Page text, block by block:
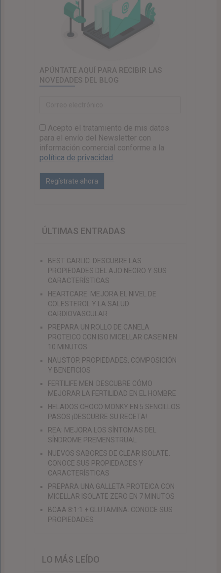
APÚNTATE AQUÍ PARA RECIBIR LAS
NOVEDADES DEL BLOG
Acepto el tratamiento de mis datos
para el envío del Newsletter con
información comercial conforme a la
política de privacidad.
ÚLTIMAS ENTRADAS
BEST GARLIC. DESCUBRE LAS
PROPIEDADES DEL AJO NEGRO Y SUS
CARACTERÍSTICAS
HEARTCARE. MEJORA EL NIVEL DE
COLESTEROL Y LA SALUD
CARDIOVASCULAR
PREPARA UN ROLLO DE CANELA
PROTEICO CON ISO MICELLAR CASEIN EN
10 MINUTOS
NAUSTOP. PROPIEDADES, COMPOSICIÓN
Y BENEFICIOS
FERTILIFE MEN. DESCUBRE CÓMO
MEJORAR LA FERTILIDAD EN EL HOMBRE
HELADOS CHOCO MONKY EN 5 SENCILLOS
PASOS ¡DESCUBRE SU RECETA!
REA: MEJORA LOS SÍNTOMAS DEL
SÍNDROME PREMENSTRUAL
NUEVOS SABORES DE CLEAR ISOLATE:
CONOCE SUS PROPIEDADES Y
CARACTERÍSTICAS
PREPARA UNA GALLETA PROTEICA CON
MICELLAR ISOLATE ZERO EN 7 MINUTOS
BCAA 8:1:1 + GLUTAMINA. CONOCE SUS
PROPIEDADES
LO MÁS LEÍDO